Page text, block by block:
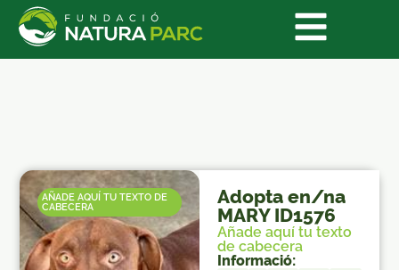
AÑADE AQUÍ TU TEXTO DE
CABECERA
Adopta en/na
MARY ID1576
Añade aquí tu texto
de cabecera
Informació: